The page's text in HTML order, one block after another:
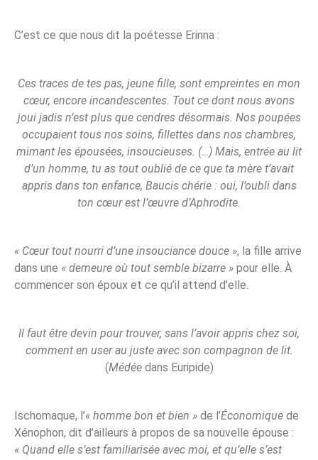
C’est ce que nous dit la poétesse Erinna :
Ces traces de tes pas, jeune fille, sont empreintes en mon
cœur, encore incandescentes. Tout ce dont nous avons
joui jadis n’est plus que cendres désormais. Nos poupées
occupaient tous nos soins, fillettes dans nos chambres,
mimant les épousées, insoucieuses. (…) Mais, entrée au lit
d’un homme, tu as tout oublié de ce que ta mère t’avait
appris dans ton enfance, Baucis chérie : oui, l’oubli dans
ton cœur est l’œuvre d’Aphrodite.
« Cœur tout nourri d’une insouciance douce », la fille arrive
dans une « demeure où tout semble bizarre » pour elle. À
commencer son époux et ce qu’il attend d’elle.
Il faut être devin pour trouver, sans l’avoir appris chez soi,
comment en user au juste avec son compagnon de lit.
(Médéedans Euripide)
Ischomaque, l’« homme bon et bien » de l’Économique de
Xénophon, dit d’ailleurs à propos de sa nouvelle épouse :
« Quand elle s’est familiarisée avec moi, et qu’elle s’est